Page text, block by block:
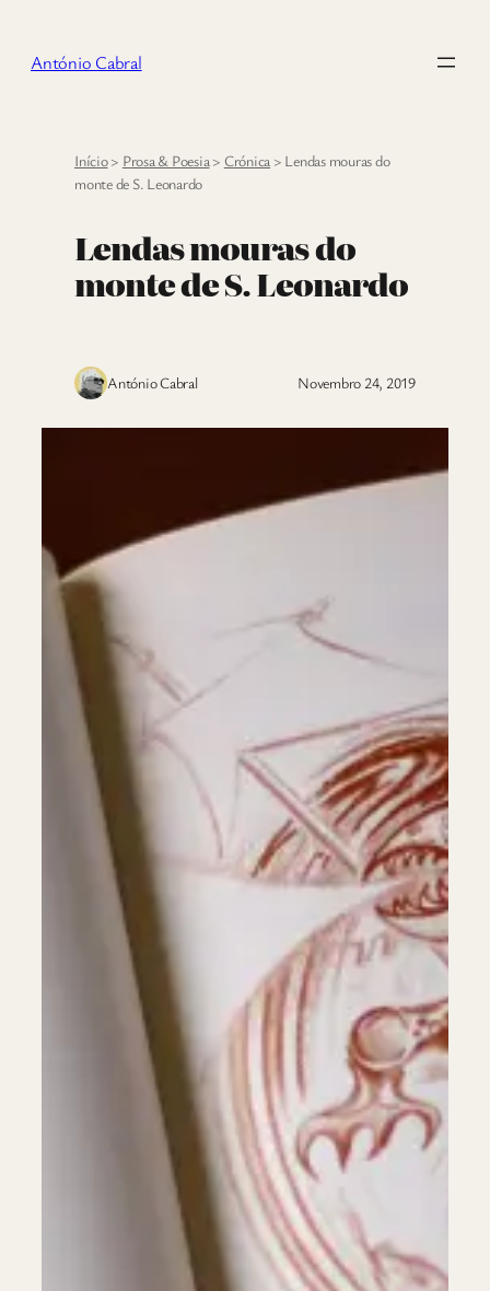
António Cabral
Início> Prosa & Poesia> Crónica > Lendas mouras do
monte de S. Leonardo
Lendas mouras do
monte de S. Leonardo
António Cabral Novembro 24, 2019